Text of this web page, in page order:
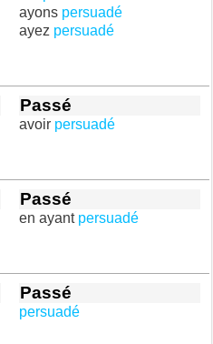
ayons persuadé
ayez persuadé
Passé
avoir persuadé
Passé
en ayant persuadé
Passé
persuadé